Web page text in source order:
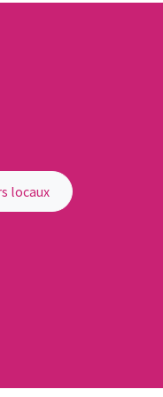
locaux